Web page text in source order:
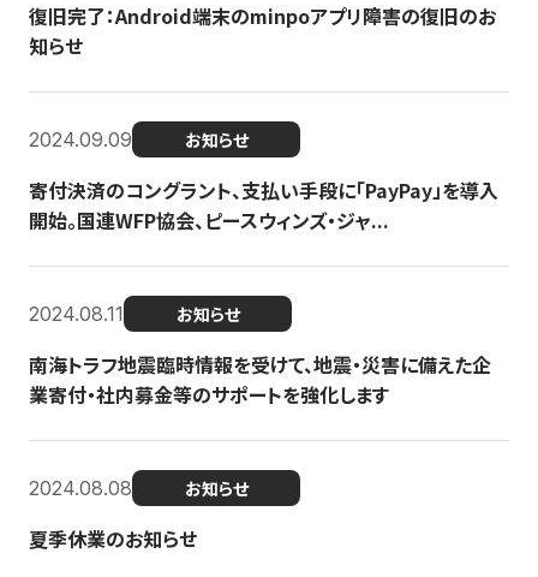
復旧完了：Android端末のminpoアプリ障害の復旧のお
知らせ
2024.09.09 お知らせ
寄付決済のコングラント、支払い手段に「PayPay」を導入
開始。国連WFP協会、ピースウィンズ・ジャ...
2024.08.11 お知らせ
南海トラフ地震臨時情報を受けて、地震・災害に備えた企
業寄付・社内募金等のサポートを強化します
2024.08.08 お知らせ
夏季休業のお知らせ